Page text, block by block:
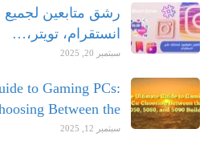
رشق متابعين لجميع
انستقرام، تويتر،…
سبتمبر 20, 2025
to Gaming PCs:
Between the…
سبتمبر 12, 2025